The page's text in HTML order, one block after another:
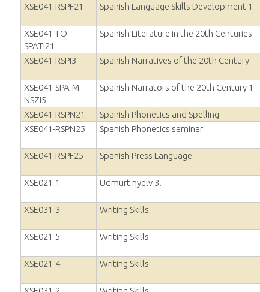
XSE041-RSPF21
Spanish Language Skills Development 1
XSE041-TO-
SPATI21
Spanish Literature in the 20th Centuries
XSE041-RSPI3 Spanish Narratives of the 20th Century
XSE041-SPA-M-
NSZI5
Spanish Narrators of the 20th Century 1
XSE041-RSPN21
Spanish Phonetics and Spelling
XSE041-RSPN25
Spanish Phonetics seminar
XSE041-RSPF25
Spanish Press Language
XSE021-1
Udmurt nyelv 3.
XSE031-3
Writing Skills
XSE021-5
Writing Skills
XSE021-4
Writing Skills